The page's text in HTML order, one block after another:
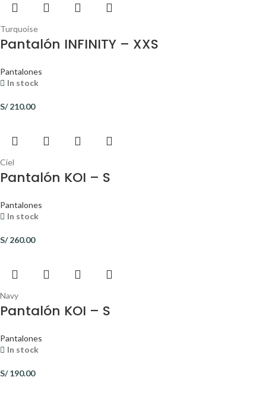
Turquoise
Pantalón INFINITY – XXS
Pantalones
In stock
S/210.00
Ciel
Pantalón KOI – S
Pantalones
In stock
S/260.00
Navy
Pantalón KOI – S
Pantalones
In stock
S/190.00